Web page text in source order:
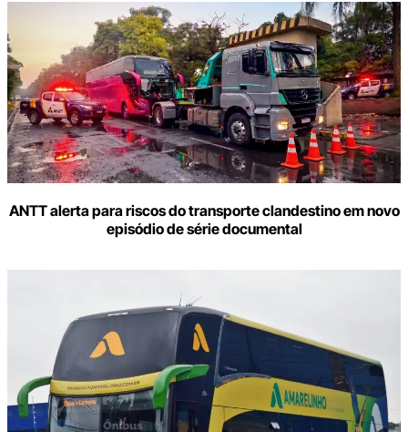
ANTT alerta para riscos do transporte clandestino em novo
episódio de série documental